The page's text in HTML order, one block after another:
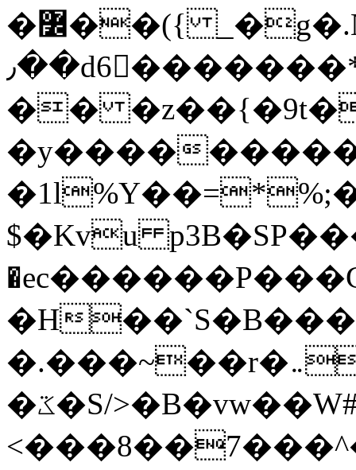
�߼��({ _�g�.Nfӻg����f7z91o^��̤^�>��2�`�:|#dk�{>�>>&�tsw�Nwo�?
٫��d6򆧇�������*��[|^]oo���NW~zz>�X&�u�=K?
��
�y����
$�Kvu
�H
�.���~��r�޼�}�܅�mؕWu���K}
�ػ�S/>�B�vw��W#�I��*]\W��)Ħ�1��fC}